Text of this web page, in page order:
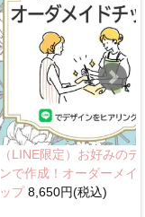
（LINE限定）お好みのデ
ンで作成！オーダーメイ
ップ8,650円(税込)